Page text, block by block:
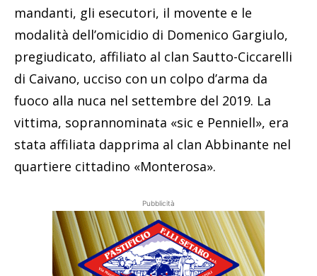
mandanti, gli esecutori, il movente e le
modalità dell’omicidio di Domenico Gargiulo,
pregiudicato, affiliato al clan Sautto-Ciccarelli
di Caivano, ucciso con un colpo d’arma da
fuoco alla nuca nel settembre del 2019. La
vittima, soprannominata «sic e Penniell», era
stata affiliata dapprima al clan Abbinante nel
quartiere cittadino «Monterosa».
Pubblicità